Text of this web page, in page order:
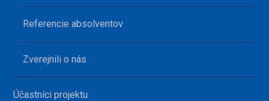
Referencie absolventov
Zverejnili o nás
Účastníci projektu